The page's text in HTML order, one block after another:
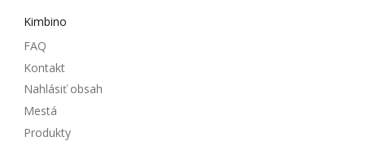
Kimbino
FAQ
Kontakt
Nahlásiť obsah
Mestá
Produkty